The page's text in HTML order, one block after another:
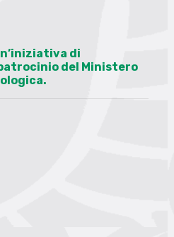
di
del Ministero